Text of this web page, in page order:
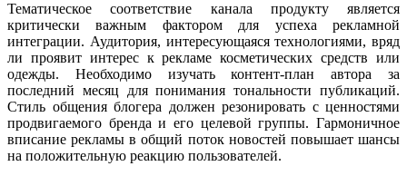
Тематическое соответствие канала продукту является
критически важным фактором для успеха рекламной
интеграции. Аудитория, интересующаяся технологиями, вряд
ли проявит интерес к рекламе косметических средств или
одежды. Необходимо изучать контент-план автора за
последний месяц для понимания тональности публикаций.
Стиль общения блогера должен резонировать с ценностями
продвигаемого бренда и его целевой группы. Гармоничное
вписание рекламы в общий поток новостей повышает шансы
на положительную реакцию пользователей.